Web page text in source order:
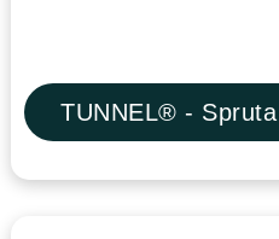
TUNNEL® -